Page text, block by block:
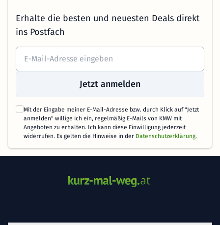
Erhalte die besten und neuesten Deals direkt
ins Postfach
Jetzt anmelden
Mit der Eingabe meiner E-Mail-Adresse bzw. durch Klick auf "Jetzt
anmelden" willige ich ein, regelmäßig E-Mails von KMW mit
Angeboten zu erhalten. Ich kann diese Einwilligung jederzeit
widerrufen. Es gelten die Hinweise in der Datenschutzerklärung.